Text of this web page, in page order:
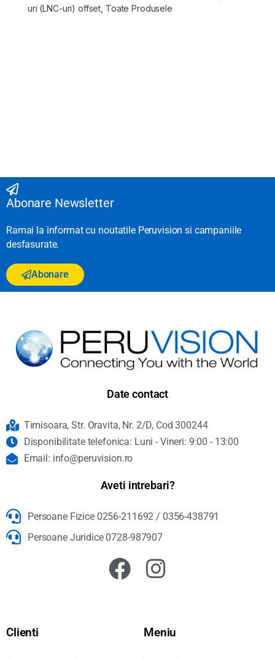
uri (LNC-uri) offset Toate Produsele
Abonare Newsletter
Ramai la informat cu noutatile Peruvision si campaniile
desfasurate.
Abonare
Date contact
Timisoara, Str. Oravita, Nr. 2/D, Cod 300244
Disponibilitate telefonica: Luni - Vineri: 9:00 - 13:00
Email: info@peruvision.ro
Aveti intrebari?
Persoane Fizice 0256-211692 / 0356-438791
Persoane Juridice 0728-987907
Clienti Meniu